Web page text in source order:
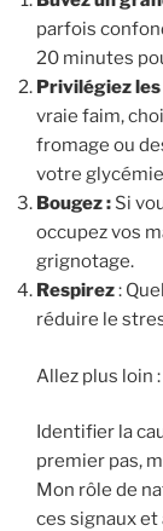
parfois
20 minutes
Privilégiez
vraie faim,
fromage ou
votre
Bougez : Si
occupez vos
grignotage.
Respirez:
réduire le
Allez plus loin
Identifier la
premier pas,
Mon rôle de
ces signaux